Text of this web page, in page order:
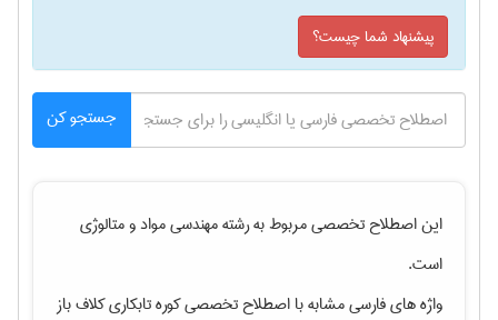
پیشنهاد شما چیست؟
جستجو کن
این اصطلاح تخصصی مربوط به رشتهمهندسی مواد و متالوژی
است.
واژه های فارسی مشابه با اصطلاح تخصصیکوره تابکاری کلاف باز